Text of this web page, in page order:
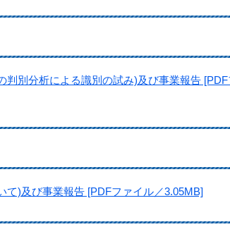
別分析による識別の試み)及び事業報告 [PDF
)及び事業報告 [PDFファイル／3.05MB]